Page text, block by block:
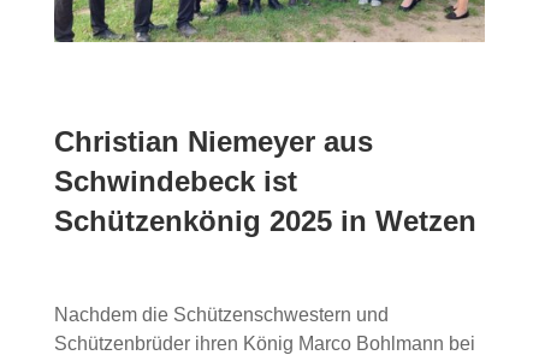
Christian Niemeyer aus
Schwindebeck ist
Schützenkönig 2025 in Wetzen
Nachdem die Schützenschwestern und
Schützenbrüder ihren König Marco Bohlmann bei